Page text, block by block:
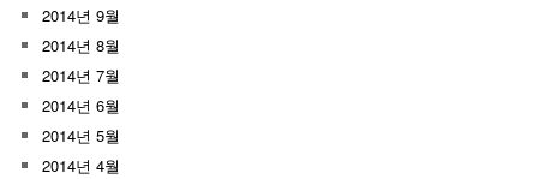
2014년 9월
2014년 8월
2014년 7월
2014년 6월
2014년 5월
2014년 4월